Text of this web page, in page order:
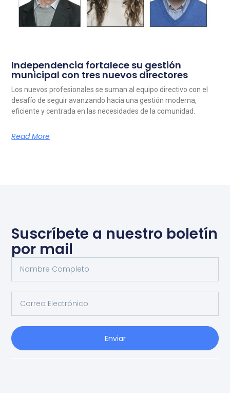
Independencia fortalece su gestión
municipal con tres nuevos directores
Los nuevos profesionales se suman al equipo directivo con el
desafío de seguir avanzando hacia una gestión moderna,
eficiente y centrada en las necesidades de la comunidad.
Read More
Suscríbete a nuestro boletín
por mail
Enviar